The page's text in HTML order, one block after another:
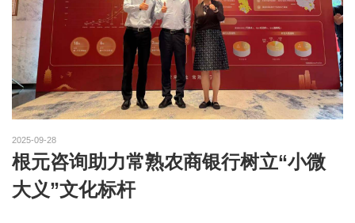
2025-09-28
根元咨询助力常熟农商银行树立“小微
大义”文化标杆